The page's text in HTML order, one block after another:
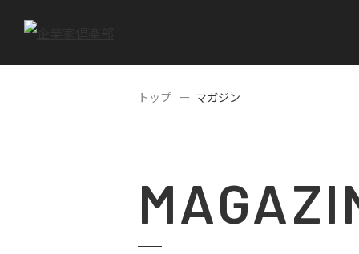
トップ マガジン